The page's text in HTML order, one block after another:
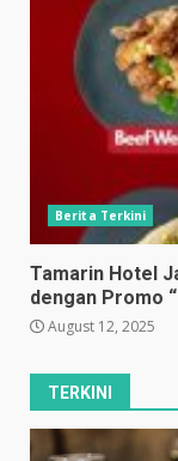
Berita Terkini
Tamarin Hotel
dengan Promo
August 12, 2025
TERKINI